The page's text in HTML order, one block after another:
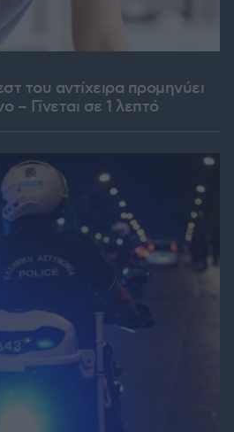
του αντίχειρα προμηνύει
– Γίνεται σε 1 λεπτό